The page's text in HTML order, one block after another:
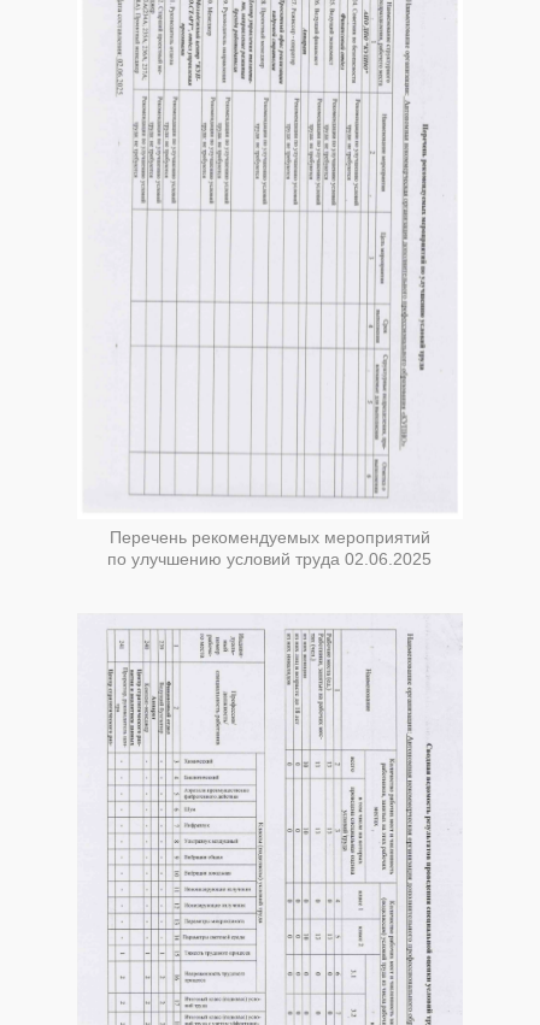
Перечень рекомендуемых мероприятий
по улучшению условий труда 02.06.2025